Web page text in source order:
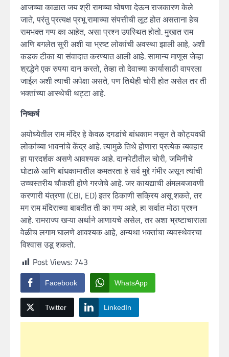
आजच्या काळात जय श्री रामच्या घोषणा देऊन राजकारण केले
जाते, परंतु प्रत्यक्ष प्रभू रामाच्या संपत्तीची लूट होत असताना हेच
रामभक्त गप्प का आहेत, असा प्रश्न उपस्थित होतो. मुखात राम
आणि बगलेत सुरी अशी या भ्रष्ट लोकांची अवस्था झाली आहे, अशी
कडक टीका या संवादात करण्यात आली आहे. सामान्य माणूस जेव्हा
श्रद्धेने एक रुपया दान करतो, तेव्हा तो देवाच्या कार्यासाठी वापरला
जाईल अशी त्याची अपेक्षा असते, पण तिथेही चोरी होत असेल तर ती
भक्तांच्या आस्थेची थट्टा आहे.
निष्कर्ष
अयोध्येतील राम मंदिर हे केवळ दगडांचे बांधकाम नसून ते कोट्यवधी
लोकांच्या भावनांचे केंद्र आहे. त्यामुळे तिथे होणारा प्रत्येक व्यवहार
हा पारदर्शक असणे आवश्यक आहे. दानपेटीतील चोरी, जमिनीचे
घोटाळे आणि बांधकामातील कमतरता हे सर्व मुद्दे गंभीर असून त्यांची
उच्चस्तरीय चौकशी होणे गरजेचे आहे. जर कायद्याची अंमलबजावणी
करणारी यंत्रणा (CBI, ED) इतर ठिकाणी सक्रिय असू शकते, तर
मग राम मंदिराच्या बाबतीत ती का गप्प आहे, हा सर्वात मोठा प्रश्न
आहे. रामराज्य खऱ्या अर्थाने आणायचे असेल, तर अशा भ्रष्टाचाराला
वेळीच लगाम घालणे आवश्यक आहे, अन्यथा भक्तांचा व्यवस्थेवरचा
विश्वास उडू शकतो.
Post Views: 743
Facebook WhatsApp
Twitter LinkedIn